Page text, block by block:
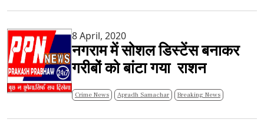
8 April, 2020
नगराम में सोशल डिस्टेंस बनाकर
गरीबों को बांटा गया राशन
Crime News Apradh Samachar Breaking News